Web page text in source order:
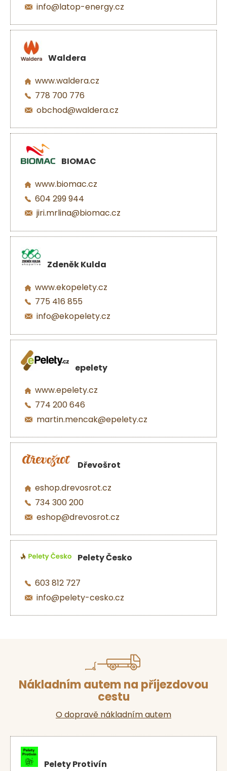
info@latop-energy.cz
Waldera
www.waldera.cz
778 700 776
obchod@waldera.cz
BIOMAC
www.biomac.cz
604 299 944
jiri.mrlina@biomac.cz
Zdeněk Kulda
www.ekopelety.cz
775 416 855
info@ekopelety.cz
epelety
www.epelety.cz
774 200 646
martin.mencak@epelety.cz
Dřevošrot
eshop.drevosrot.cz
734 300 200
eshop@drevosrot.cz
Pelety Česko
603 812 727
info@pelety-cesko.cz
Nákladním autem na příjezdovou
cestu
O dopravě nákladním autem
Pelety Protivín